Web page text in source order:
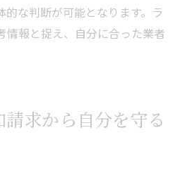
的な判断が可能となります。ラ
情報と捉え、自分に合った業者
求から自分を守る